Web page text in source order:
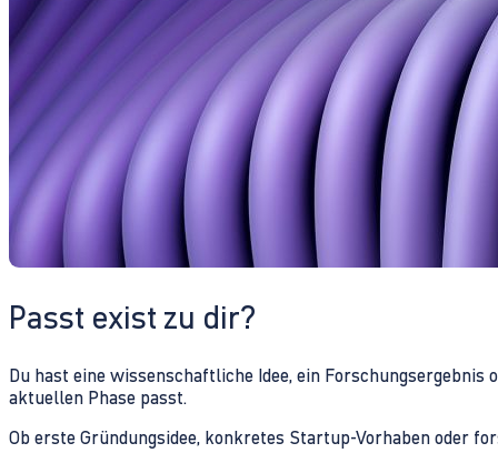
Passt exist zu dir?
Du hast eine wissenschaftliche Idee, ein
aktuellen Phase passt.
Ob erste Gründungsidee, konkretes Startup-Vorhaben oder